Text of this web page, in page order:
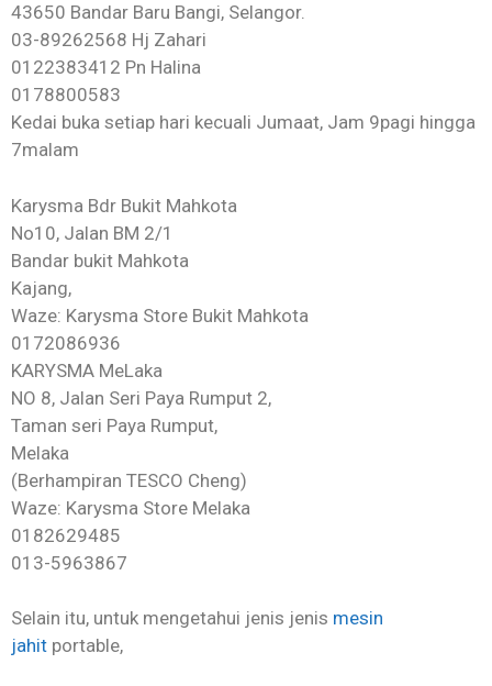
43650 Bandar Baru Bangi, Selangor.
03-89262568 Hj Zahari
0122383412 Pn Halina
0178800583
Kedai buka setiap hari kecuali Jumaat, Jam 9pagi hingga
7malam
Karysma Bdr Bukit Mahkota
No10, Jalan BM 2/1
Bandar bukit Mahkota
Kajang,
Waze: Karysma Store Bukit Mahkota
0172086936
KARYSMA MeLaka
NO 8, Jalan Seri Paya Rumput 2,
Taman seri Paya Rumput,
Melaka
(Berhampiran TESCO Cheng)
Waze: Karysma Store Melaka
0182629485
013-5963867
Selain itu, untuk mengetahui jenis jenis mesin
jahit portable,